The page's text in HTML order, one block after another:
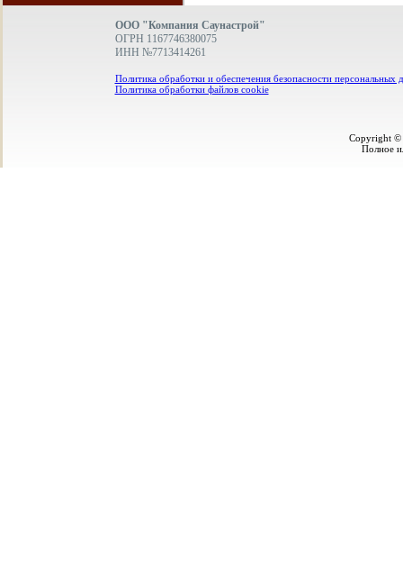
ООО "Компания Саунастрой"
ОГРН 1167746380075
ИНН №7713414261
Политика обработки и обеспечения безопасности персональных
Политика обработки файлов cookie
Copyright ©
Полное